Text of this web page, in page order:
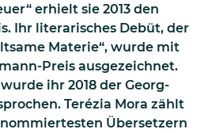
erhielt sie 2013 den
Ihr literarisches Debüt, der
Materie“, wurde mit
Preis ausgezeichnet.
ihr 2018 der Georg-
Terézia Mora zählt
Übersetzern